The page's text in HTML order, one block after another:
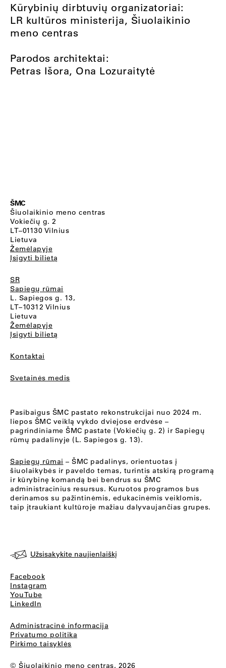
Kūrybinių dirbtuvių organizatoriai:
LR kultūros ministerija, Šiuolaikinio
meno centras
Parodos architektai:
Petras Išora, Ona Lozuraitytė
ŠMC
Šiuolaikinio meno centras
Vokiečių g. 2
LT–01130 Vilnius
Lietuva
Žemėlapyje
Įsigyti bilietą
SR
Sapiegų rūmai
L. Sapiegos g. 13,
LT–10312 Vilnius
Lietuva
Žemėlapyje
Įsigyti bilietą
Kontaktai
Svetainės medis
Pasibaigus ŠMC pastato rekonstrukcijai nuo 2024 m.
liepos ŠMC veiklą vykdo dviejose erdvėse –
pagrindiniame ŠMC pastate (Vokiečių g. 2) ir Sapiegų
rūmų padalinyje (L. Sapiegos g. 13).
Sapiegų rūmai – ŠMC padalinys, orientuotas į
šiuolaikybės ir paveldo temas, turintis atskirą programą
ir kūrybinę komandą bei bendrus su ŠMC
administracinius resursus. Kuruotos programos bus
derinamos su pažintinėmis, edukacinėmis veiklomis,
taip įtraukiant kultūroje mažiau dalyvaujančias grupes.
Užsisakykite naujienlaiškį
Facebook
Instagram
YouTube
LinkedIn
Administracinė informacija
Privatumo politika
Pirkimo taisyklės
© Šiuolaikinio meno centras, 2026